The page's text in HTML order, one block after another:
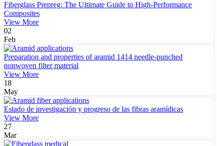
Fiberglass Prepreg: The Ultimate Guide to High-Performance
Composites
View More
02
Feb
Preparation and properties of aramid 1414 needle-punched
nonwoven filter material
View More
18
May
Estado de investigación y progreso de las fibras aramídicas
View More
27
Mar